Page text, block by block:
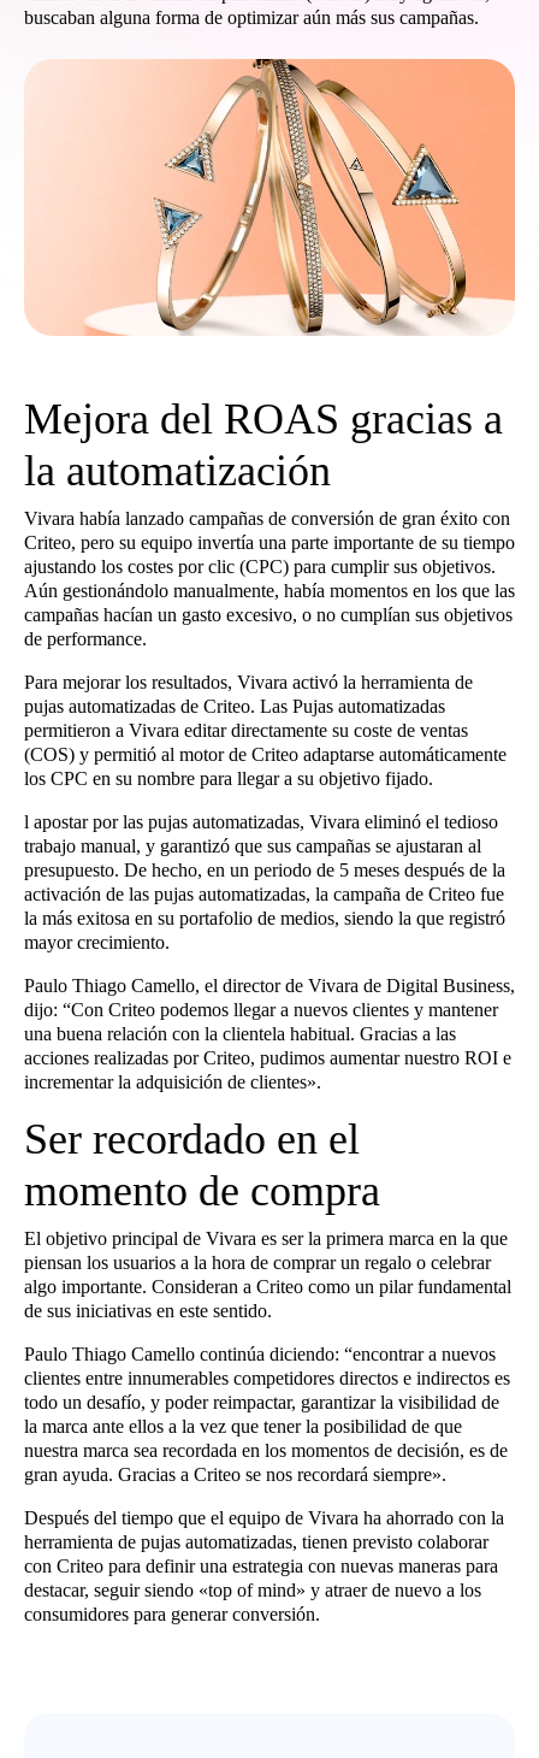
buscaban alguna forma de optimizar aún más sus campañas.
Mejora del ROAS gracias a
la automatización
Vivara había lanzado campañas de conversión de gran éxito con
Criteo, pero su equipo invertía una parte importante de su tiempo
ajustando los costes por clic (CPC) para cumplir sus objetivos.
Aún gestionándolo manualmente, había momentos en los que las
campañas hacían un gasto excesivo, o no cumplían sus objetivos
de performance.
Para mejorar los resultados, Vivara activó la herramienta de
pujas automatizadas de Criteo. Las Pujas automatizadas
permitieron a Vivara editar directamente su coste de ventas
(COS) y permitió al motor de Criteo adaptarse automáticamente
los CPC en su nombre para llegar a su objetivo fijado.
l apostar por las pujas automatizadas, Vivara eliminó el tedioso
trabajo manual, y garantizó que sus campañas se ajustaran al
presupuesto. De hecho, en un periodo de 5 meses después de la
activación de las pujas automatizadas, la campaña de Criteo fue
la más exitosa en su portafolio de medios, siendo la que registró
mayor crecimiento.
Paulo Thiago Camello, el director de Vivara de Digital Business,
dijo: “Con Criteo podemos llegar a nuevos clientes y mantener
una buena relación con la clientela habitual. Gracias a las
acciones realizadas por Criteo, pudimos aumentar nuestro ROI e
incrementar la adquisición de clientes».
Ser recordado en el
momento de compra
El objetivo principal de Vivara es ser la primera marca en la que
piensan los usuarios a la hora de comprar un regalo o celebrar
algo importante. Consideran a Criteo como un pilar fundamental
de sus iniciativas en este sentido.
Paulo Thiago Camello continúa diciendo: “encontrar a nuevos
clientes entre innumerables competidores directos e indirectos es
todo un desafío, y poder reimpactar, garantizar la visibilidad de
la marca ante ellos a la vez que tener la posibilidad de que
nuestra marca sea recordada en los momentos de decisión, es de
gran ayuda. Gracias a Criteo se nos recordará siempre».
Después del tiempo que el equipo de Vivara ha ahorrado con la
herramienta de pujas automatizadas, tienen previsto colaborar
con Criteo para definir una estrategia con nuevas maneras para
destacar, seguir siendo «top of mind» y atraer de nuevo a los
consumidores para generar conversión.